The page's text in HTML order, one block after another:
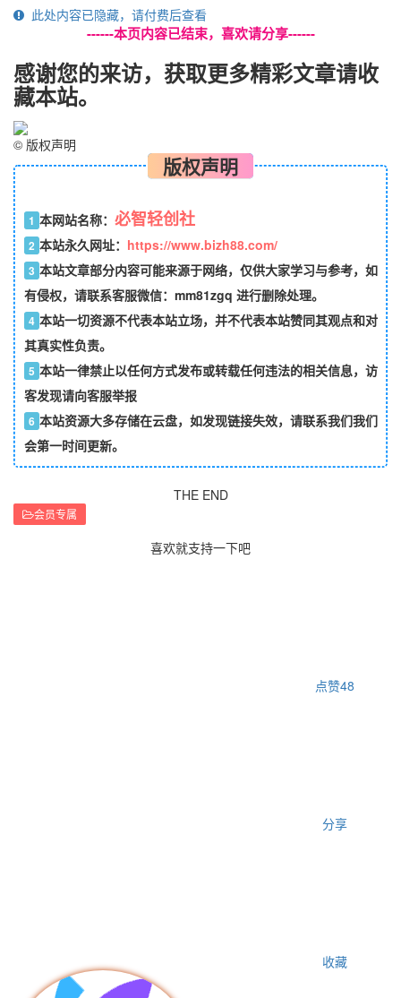
此处内容已隐藏，请付费后查看
------本页内容已结束，喜欢请分享------
感谢您的来访，获取更多精彩文章请收
藏本站。
© 版权声明
版权声明
1 本网站名称： 必智轻创社
2 本站永久网址： https://www.bizh88.com/
3 本站文章部分内容可能来源于网络，仅供大家学习与参考，如
有侵权，请联系客服微信：mm81zgq 进行删除处理。
4 本站一切资源不代表本站立场，并不代表本站赞同其观点和对
其真实性负责。
5 本站一律禁止以任何方式发布或转载任何违法的相关信息，访
客发现请向客服举报
6 本站资源大多存储在云盘，如发现链接失效，请联系我们我们
会第一时间更新。
THE END
会员专属
喜欢就支持一下吧
点赞48
分享
收藏